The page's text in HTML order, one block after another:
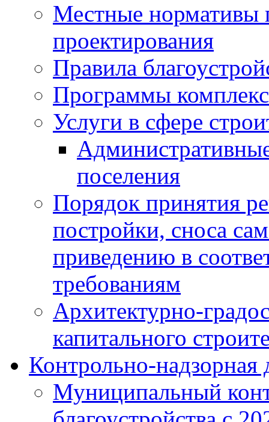
Местные нормативы
проектирования
Правила
Программы
Услуги в сфере
поселения
Порядок принятия
постройки, сноса
приведению в
требованиям
Архитектурно-
капитального
Контрольно-надзорная
Муниципальный